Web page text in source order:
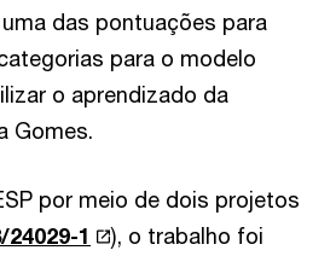
das pontuações para
para o modelo
o aprendizado da
Gomes.
por meio de dois projetos
24029-1
), o trabalho foi